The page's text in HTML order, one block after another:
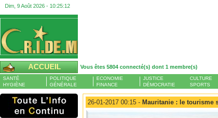
Dim, 9 Août 2026 - 10:25:13
ACCUEIL Vous êtes 5804 connecté(s) dont 1 membre(s)
SANTÉ
HYGIÈNE
POLITIQUE
GÉNÉRALE
ECONOMIE
FINANCE
JUSTICE
DÉMOCRATIE
CULTURE
SPORTS
26-01-2017 00:15 - Mauritanie : le tourisme